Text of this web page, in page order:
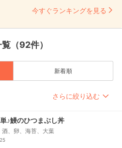
今すぐランキングを見る
（92件）
新着順
さらに絞り込む
♪鰻のひつまぶし丼
酒、卵、海苔、大葉